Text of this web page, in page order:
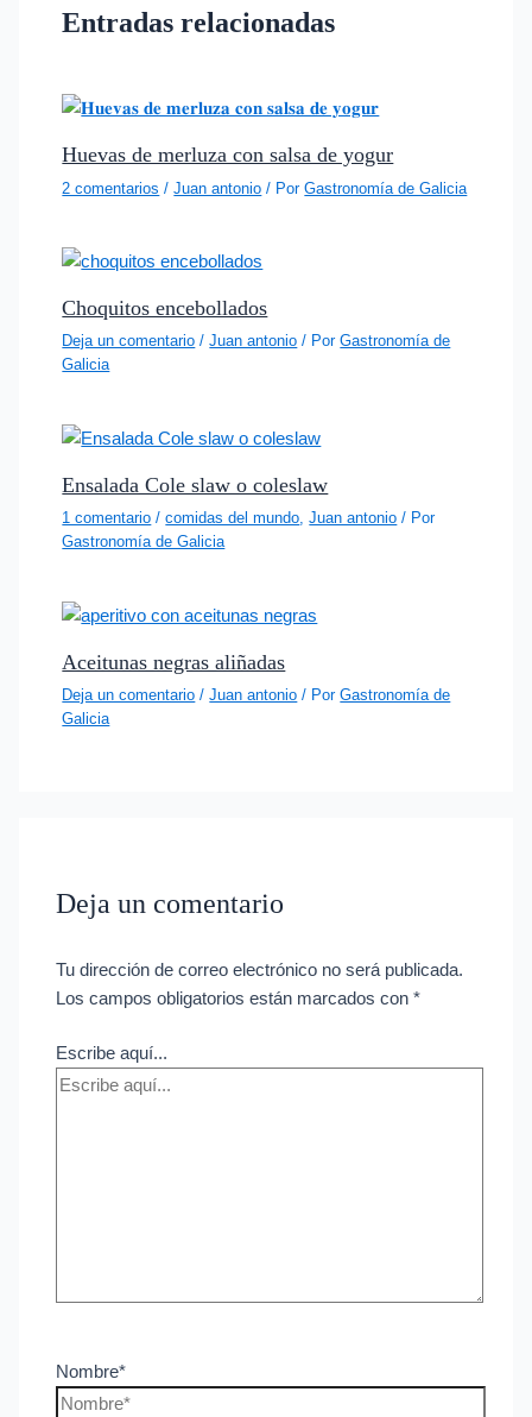
Entradas relacionadas
Huevas de merluza con salsa de yogur
2 comentarios /Juan antonio / PorGastronomía de Galicia
Choquitos encebollados
Deja un comentario /Juan antonio / PorGastronomía de
Galicia
Ensalada Cole slaw o coleslaw
1 comentario /comidas del mundo,Juan antonio / Por
Gastronomía de Galicia
Aceitunas negras aliñadas
Deja un comentario /Juan antonio / PorGastronomía de
Galicia
Deja un comentario
Tu dirección de correo electrónico no será publicada.
Los campos obligatorios están marcados con*
Escribe aquí...
Nombre*